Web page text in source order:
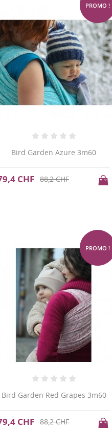
-10%
PROMO !
Bird Garden Azure 3m60
CHF 88,2 CHF
-10%
PROMO !
Bird Garden Red Grapes 3m60
CHF 88,2 CHF